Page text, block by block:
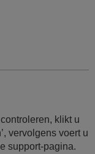
klikt u
vervolgens voert u
support-pagina.